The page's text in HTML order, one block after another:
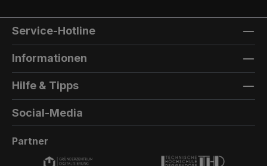
Firma Trespa Bei Sonderfarbe: Bezeichnung
der TürfarbeGeben Sie hier den Namen Ihrer
Wunschfarbe an.Die Lieferzeit bei
Sonderfarben verlängert sich um 5 bis 6
AußenfarbeGeben Sie hier den Namen der
Wunschfarbe an.Hinweis: Falls Sie die Türfarbe
in der selben Farbe wie die Außenwandfarbe
berechnet wird.Die Lieferzeit bei Sonderfarben
Service-Hotline
Informationen
Hilfe & Tipps
Social-Media
Partner